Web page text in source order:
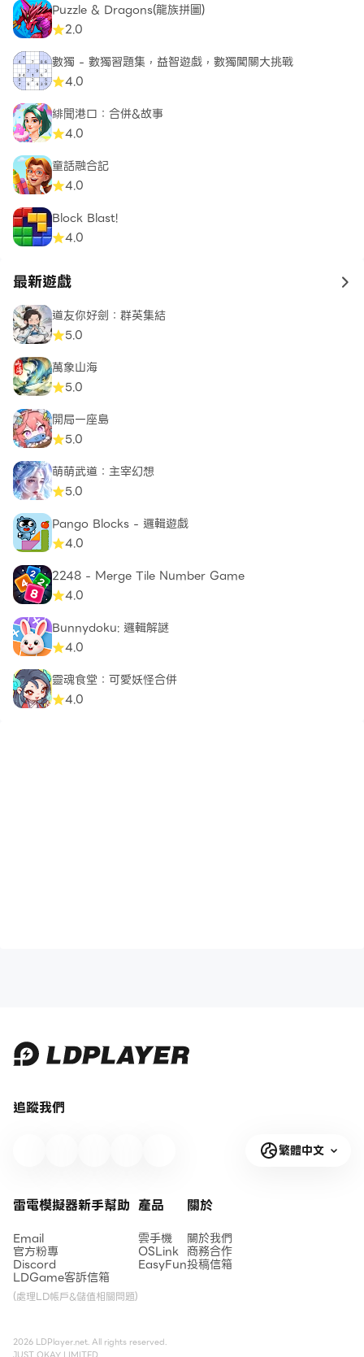
Puzzle & Dragons(龍族拼圖)
2.0
數獨 - 數獨習題集，益智遊戲，數獨闖關大挑戰
4.0
緋聞港口：合併&故事
4.0
童話融合記
4.0
Block Blast!
4.0
最新遊戲 to
道友你好劍：群英集結
5.0
萬象山海
5.0
開局一座島
5.0
萌萌武道：主宰幻想
5.0
Pango Blocks - 邏輯遊戲
4.0
2248 - Merge Tile Number Game
4.0
Bunnydoku: 邏輯解謎
4.0
靈魂食堂：可愛妖怪合併
4.0
追蹤我們
繁體中文
雷電模擬器新手幫助
Email
官方粉專
Discord
LDGame客訴信箱
(處理LD帳戶&儲值相關問題)
產品
雲手機
OSLink
EasyFun
關於
關於我們
商務合作
投稿信箱
2026 LDPlayer.net. All rights reserved.